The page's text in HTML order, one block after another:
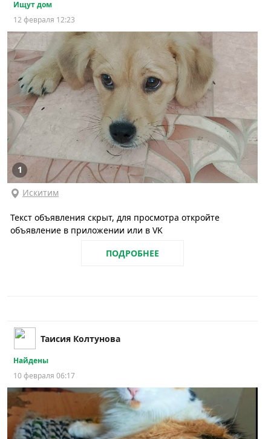
Ищут дом
12 февраля 12:23
1
Искитим
Текст объявления скрыт, для просмотра откройте
объявление в приложении или в VK
ПОДРОБНЕЕ
Таисия Колтунова
Найдены
10 февраля 06:17